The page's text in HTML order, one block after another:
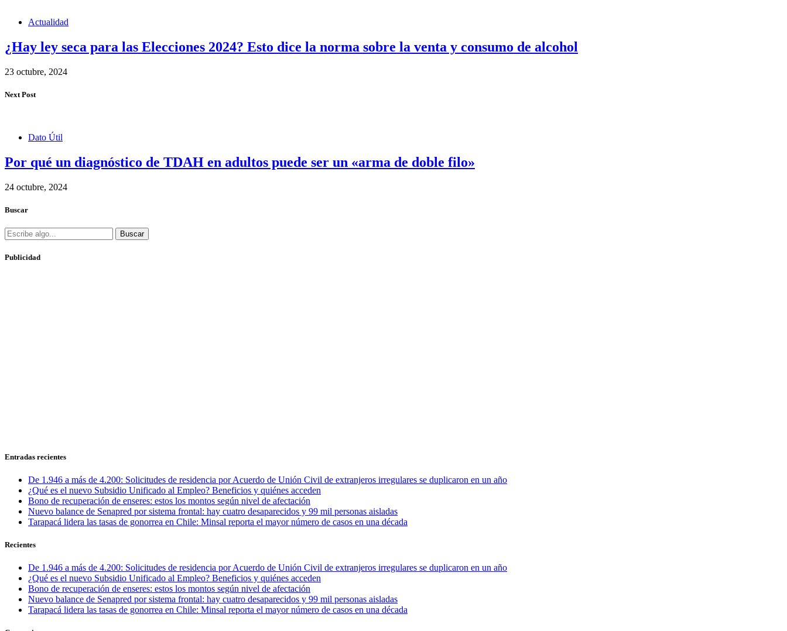
Actualidad
¿Hay ley seca para las Elecciones 2024? Esto dice la norma sobre la venta y consumo de alcohol
23 octubre, 2024
Next Post
Dato Útil
Por qué un diagnóstico de TDAH en adultos puede ser un «arma de doble filo»
24 octubre, 2024
Buscar
Buscar
Publicidad
Entradas recientes
De 1.946 a más de 4.200: Solicitudes de residencia por Acuerdo de Unión Civil de extranjeros irregulares se duplicaron en un año
¿Qué es el nuevo Subsidio Unificado al Empleo? Beneficios y quiénes acceden
Bono de recuperación de enseres: estos los montos según nivel de afectación
Nuevo balance de Senapred por sistema frontal: hay cuatro desaparecidos y 99 mil personas aisladas
Tarapacá lidera las tasas de gonorrea en Chile: Minsal reporta el mayor número de casos en una década
Recientes
De 1.946 a más de 4.200: Solicitudes de residencia por Acuerdo de Unión Civil de extranjeros irregulares se duplicaron en un año
¿Qué es el nuevo Subsidio Unificado al Empleo? Beneficios y quiénes acceden
Bono de recuperación de enseres: estos los montos según nivel de afectación
Nuevo balance de Senapred por sistema frontal: hay cuatro desaparecidos y 99 mil personas aisladas
Tarapacá lidera las tasas de gonorrea en Chile: Minsal reporta el mayor número de casos en una década